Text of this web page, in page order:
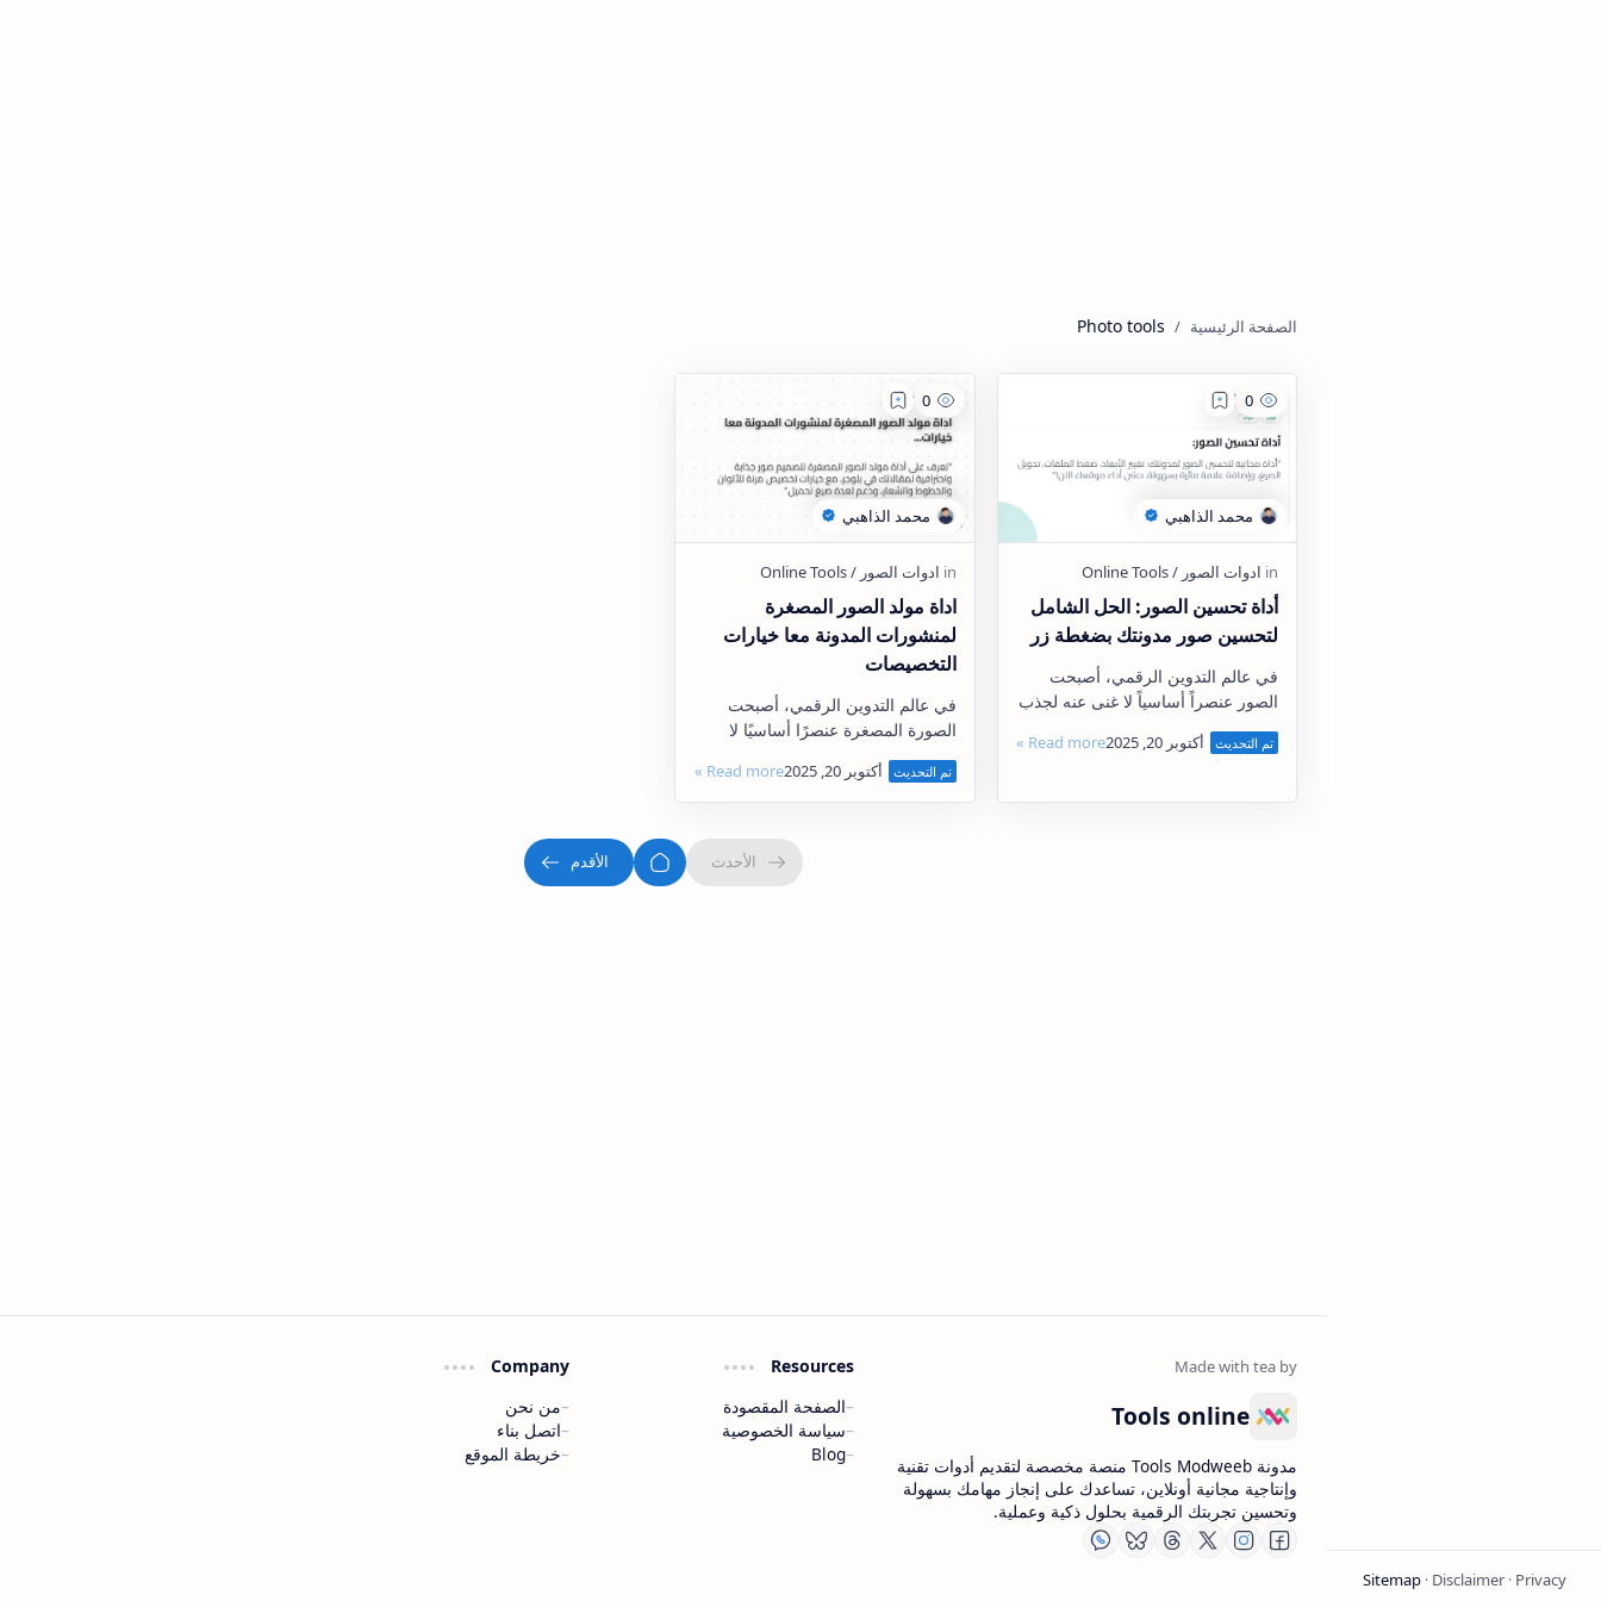
Sitemap Disclaimer Privacy
Photo tools
أداة تحسين الصور: الحل الشامل
لتحسين صور مدونتك بضغطة زر
في عالم التدوين الرقمي، أصبحت
الصور عنصراً أساسياً لا غنى عنه لجذب
القراء وتحسين تجربة المستخدم. لكن
إدارة الصور وتحسينها قد تكون عملية
اداة مولد الصور المصغرة
لمنشورات المدونة معا خيارات
التخصيصات
في عالم التدوين الرقمي، أصبحت
الصورة المصغرة عنصرًا أساسيًا لا
يمكن تجاهله. فهي الواجهة البصرية
الأولى التي تلفت انتباه الزائر وتدفعه
للنقر على المقا…
Tools online
مدونة Tools Modweeb منصة مخصصة لتقديم أدوات تقنية
وإنتاجية مجانية أونلاين، تساعدك على إنجاز مهامك بسهولة
وتحسين تجربتك الرقمية بحلول ذكية وعملية.
Resources
الصفحة المقصودة
سياسة الخصوصية
Blog
Company
من نحن
اتصل بناء
خريطة الموقع